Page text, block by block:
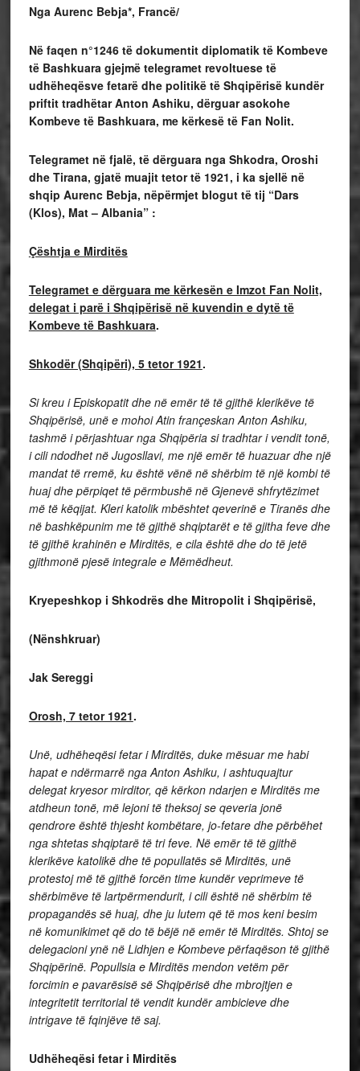
Nga Aurenc Bebja*, Francë/
Në faqen n°1246 të dokumentit diplomatik të Kombeve
të Bashkuara gjejmë telegramet revoltuese të
udhëheqësve fetarë dhe politikë të Shqipërisë kundër
priftit tradhëtar Anton Ashiku, dërguar asokohe
Kombeve të Bashkuara, me kërkesë të Fan Nolit.
Telegramet në fjalë, të dërguara nga Shkodra, Oroshi
dhe Tirana, gjatë muajit tetor të 1921, i ka sjellë në
shqip Aurenc Bebja, nëpërmjet blogut të tij “Dars
(Klos), Mat – Albania” :
Çështja e Mirditës
Telegramet e dërguara me kërkesën e Imzot Fan Nolit,
delegat i parë i Shqipërisë në kuvendin e dytë të
Kombeve të Bashkuara.
Shkodër (Shqipëri), 5 tetor 1921.
Si kreu i Episkopatit dhe në emër të të gjithë klerikëve të
Shqipërisë, unë e mohoi Atin françeskan Anton Ashiku,
tashmë i përjashtuar nga Shqipëria si tradhtar i vendit tonë,
i cili ndodhet në Jugosllavi, me një emër të huazuar dhe një
mandat të rremë, ku është vënë në shërbim të një kombi të
huaj dhe përpiqet të përmbushë në Gjenevë shfrytëzimet
më të këqijat. Kleri katolik mbështet qeverinë e Tiranës dhe
në bashkëpunim me të gjithë shqiptarët e të gjitha feve dhe
të gjithë krahinën e Mirditës, e cila është dhe do të jetë
gjithmonë pjesë integrale e Mëmëdheut.
Kryepeshkop i Shkodrës dhe Mitropolit i Shqipërisë,
(Nënshkruar)
Jak Sereggi
Orosh, 7 tetor 1921.
Unë, udhëheqësi fetar i Mirditës, duke mësuar me habi
hapat e ndërmarrë nga Anton Ashiku, i ashtuquajtur
delegat kryesor mirditor, që kërkon ndarjen e Mirditës me
atdheun tonë, më lejoni të theksoj se qeveria jonë
qendrore është thjesht kombëtare, jo-fetare dhe përbëhet
nga shtetas shqiptarë të tri feve. Në emër të të gjithë
klerikëve katolikë dhe të popullatës së Mirditës, unë
protestoj më të gjithë forcën time kundër veprimeve të
shërbimëve të lartpërmendurit, i cili është në shërbim të
propagandës së huaj, dhe ju lutem që të mos keni besim
në komunikimet që do të bëjë në emër të Mirditës. Shtoj se
delegacioni ynë në Lidhjen e Kombeve përfaqëson të gjithë
Shqipërinë. Popullsia e Mirditës mendon vetëm për
forcimin e pavarësisë së Shqipërisë dhe mbrojtjen e
integritetit territorial të vendit kundër ambicieve dhe
intrigave të fqinjëve të saj.
Udhëheqësi fetar i Mirditës